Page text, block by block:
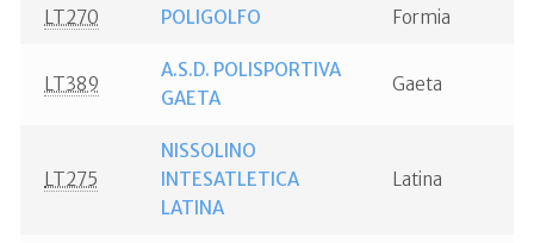
LT270 POLIGOLFO Formia
LT389
A.S.D. POLISPORTIVA
GAETA
Gaeta
LT275
NISSOLINO
INTESATLETICA
LATINA
Latina